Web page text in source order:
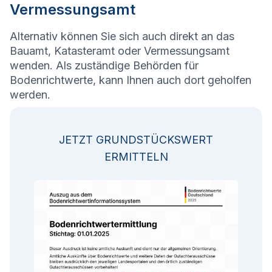
Vermessungsamt
Alternativ können Sie sich auch direkt an das
Bauamt, Katasteramt oder Vermessungsamt
wenden. Als zuständige Behörden für
Bodenrichtwerte, kann Ihnen auch dort geholfen
werden.
JETZT GRUNDSTÜCKSWERT
ERMITTELN